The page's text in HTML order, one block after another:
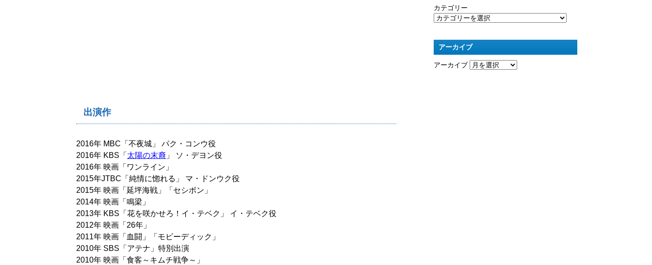
出演作
2016年 MBC「不夜城」 パク・コンウ役
2016年 KBS「 太陽の末裔 」 ソ・デヨン役
2016年 映画「ワンライン」
2015年JTBC「純情に惚れる」 マ・ドンウク役
2015年 映画「延坪海戦」「セシボン」
2014年 映画「鳴梁」
2013年 KBS「花を咲かせろ！イ・テベク」 イ・テベク役
2012年 映画「26年」
2011年 映画「血闘」「モビーディック」
2010年 SBS「アテナ」特別出演
2010年 映画「食客～キムチ戦争～」
カテゴリー
アーカイブ
アーカイブ